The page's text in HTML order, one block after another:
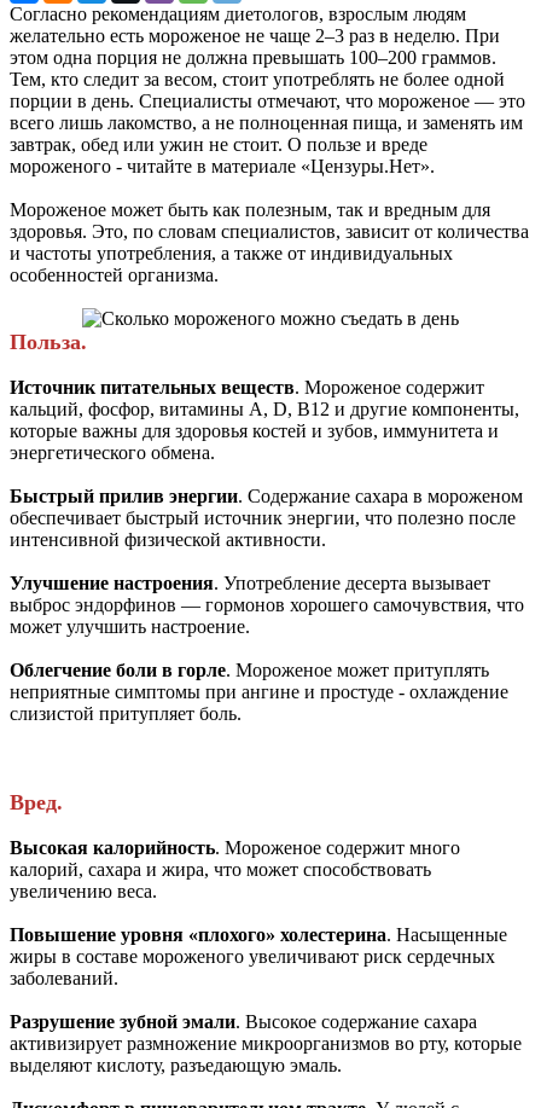
Согласно рекомендациям диетологов, взрослым людям
желательно есть мороженое не чаще 2–3 раз в неделю. При
этом одна порция не должна превышать 100–200 граммов.
Тем, кто следит за весом, стоит употреблять не более одной
порции в день. Специалисты отмечают, что мороженое — это
всего лишь лакомство, а не полноценная пища, и заменять им
завтрак, обед или ужин не стоит. О пользе и вреде
мороженого - читайте в материале «Цензуры.Нет».
Мороженое может быть как полезным, так и вредным для
здоровья. Это, по словам специалистов, зависит от количества
и частоты употребления, а также от индивидуальных
особенностей организма.
Польза.
Источник питательных веществ. Мороженое содержит
кальций, фосфор, витамины A, D, B12 и другие компоненты,
которые важны для здоровья костей и зубов, иммунитета и
энергетического обмена.
Быстрый прилив энергии. Содержание сахара в мороженом
обеспечивает быстрый источник энергии, что полезно после
интенсивной физической активности.
Улучшение настроения. Употребление десерта вызывает
выброс эндорфинов — гормонов хорошего самочувствия, что
может улучшить настроение.
Облегчение боли в горле. Мороженое может притуплять
неприятные симптомы при ангине и простуде - охлаждение
слизистой притупляет боль.
Вред.
Высокая калорийность. Мороженое содержит много
калорий, сахара и жира, что может способствовать
увеличению веса.
Повышение уровня «плохого» холестерина. Насыщенные
жиры в составе мороженого увеличивают риск сердечных
заболеваний.
Разрушение зубной эмали. Высокое содержание сахара
активизирует размножение микроорганизмов во рту, которые
выделяют кислоту, разъедающую эмаль.